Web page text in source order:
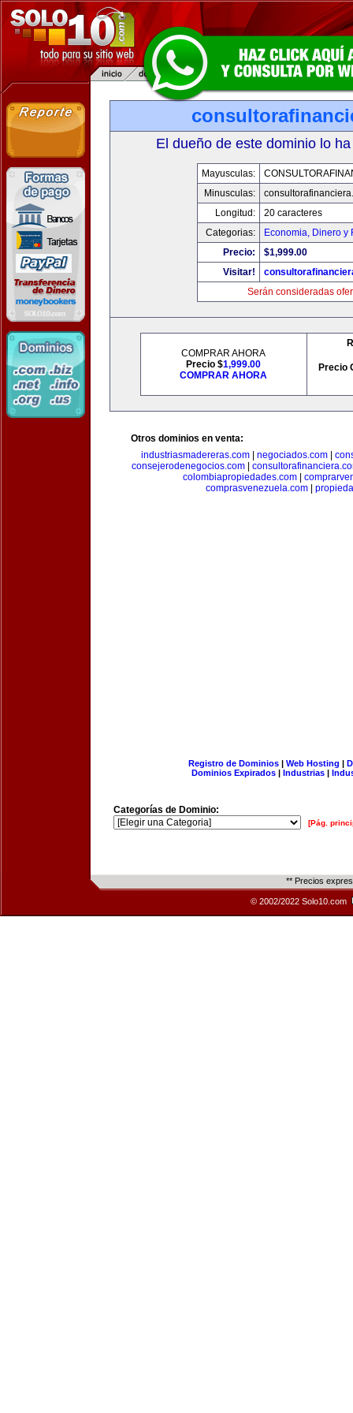
El dueño de este dominio lo
Mayusculas:
Minusculas:
Longitud:
20 caracteres
Categorias:
Economia, Dinero y
Precio:
$1,999.00
Visitar!
Serán consideradas
COMPRAR AHORA
Precio $1,999.00
COMPRAR AHORA
Precio
Otros dominios en venta:
industriasmadereras.com
negociados.com
consejerodenegocios.com
colombiapropiedades.com|
comprasvenezuela.com|
Registro de Dominios| Web Hosting |
Dominios Expirados | Industrias |
Categorías de Dominio:
[Pág.
** Precios
© 2002/2022 Solo10.com